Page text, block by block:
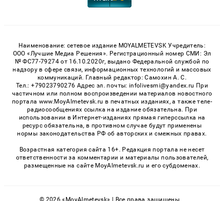
Наименование: сетевое издание MOYALMETEVSK Учредитель:
ООО «Лучшие Медиа Решения». Регистрационный номер СМИ: Эл
№ ФС77-79274 от 16.10.2020г, выдано Федеральной службой по
надзору в сфере связи, информационных технологий и массовых
коммуникаций. Главный редактор: Самохин А. С.
Тел.: +79023790276 Адрес эл. почты: infolivesmi@yandex.ru При
частичном или полном воспроизведении материалов новостного
портала www.MoyAlmetevsk.ru в печатных изданиях, а также теле-
радиосообщениях ссылка на издание обязательна. При
использовании в Интернет-изданиях прямая гиперссылка на
ресурс обязательна, в противном случае будут применены
нормы законодательства РФ об авторских и смежных правах.
Возрастная категория сайта 16+. Редакция портала не несет
ответственности за комментарии и материалы пользователей,
размещенные на сайте MoyAlmetevsk.ru и его субдоменах.
© 2026 «MoyAlmetevsk» | Все права защищены